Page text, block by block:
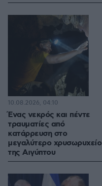
Ένας νεκρός και πέντε
τραυματίες από
κατάρρευση στο
μεγαλύτερο χρυσωρυχείο
της Αιγύπτου
10.08.2026, 04:10